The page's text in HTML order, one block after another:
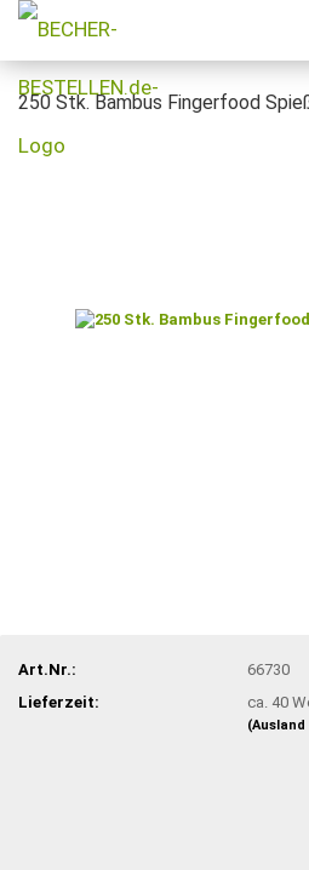
250 Stk. Bambus Fingerfood
Art.Nr.:
66730
Lieferzeit:
ca. 40